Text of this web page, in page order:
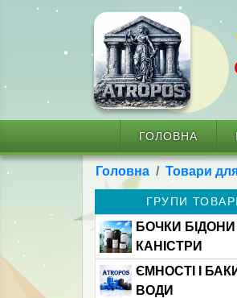
ГОЛОВНА
Головна Товари
ГРУПИ
БОЧКИ БІДОНИ
КАНІСТРИ
ЄМНОСТІ І
ВОДИ